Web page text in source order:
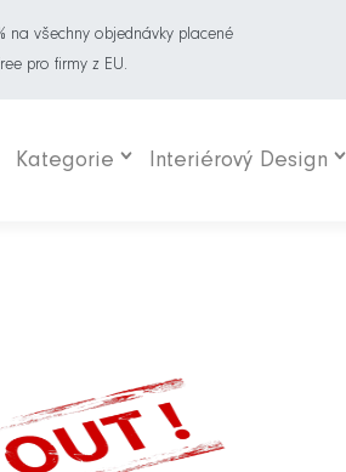
na všechny objednávky placené
pro firmy z EU.
Kategorie Interiérový Design